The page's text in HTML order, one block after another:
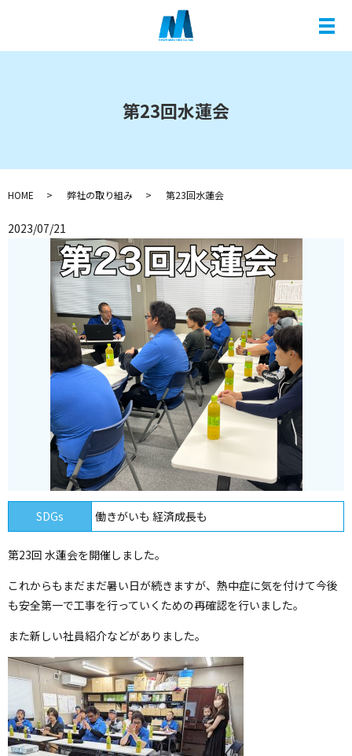
メ
第23回水蓮会
HOME 弊社の取り組み 第23回水蓮会
2023/07/21
SDGs 働きがいも 経済成長も
第23回 水蓮会を開催しました。
これからもまだまだ暑い日が続きますが、熱中症に気を付けて今後
も安全第一で工事を行っていくための再確認を行いました。
また新しい社員紹介などがありました。